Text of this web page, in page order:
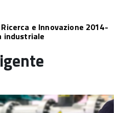
e Innovazione 2014-
industriale